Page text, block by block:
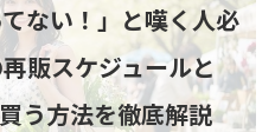
ない！」と嘆く人必
販スケジュールと
う方法を徹底解説